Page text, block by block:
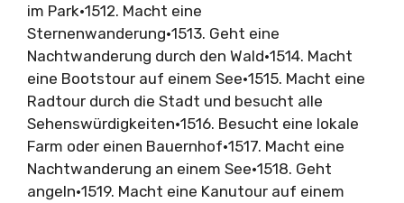
im Park•1512. Macht eine
Sternenwanderung•1513. Geht eine
Nachtwanderung durch den Wald•1514. Macht
eine Bootstour auf einem See•1515. Macht eine
Radtour durch die Stadt und besucht alle
Sehenswürdigkeiten•1516. Besucht eine lokale
Farm oder einen Bauernhof•1517. Macht eine
Nachtwanderung an einem See•1518. Geht
angeln•1519. Macht eine Kanutour auf einem